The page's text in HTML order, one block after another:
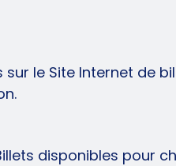
le Site Internet de
disponibles pour